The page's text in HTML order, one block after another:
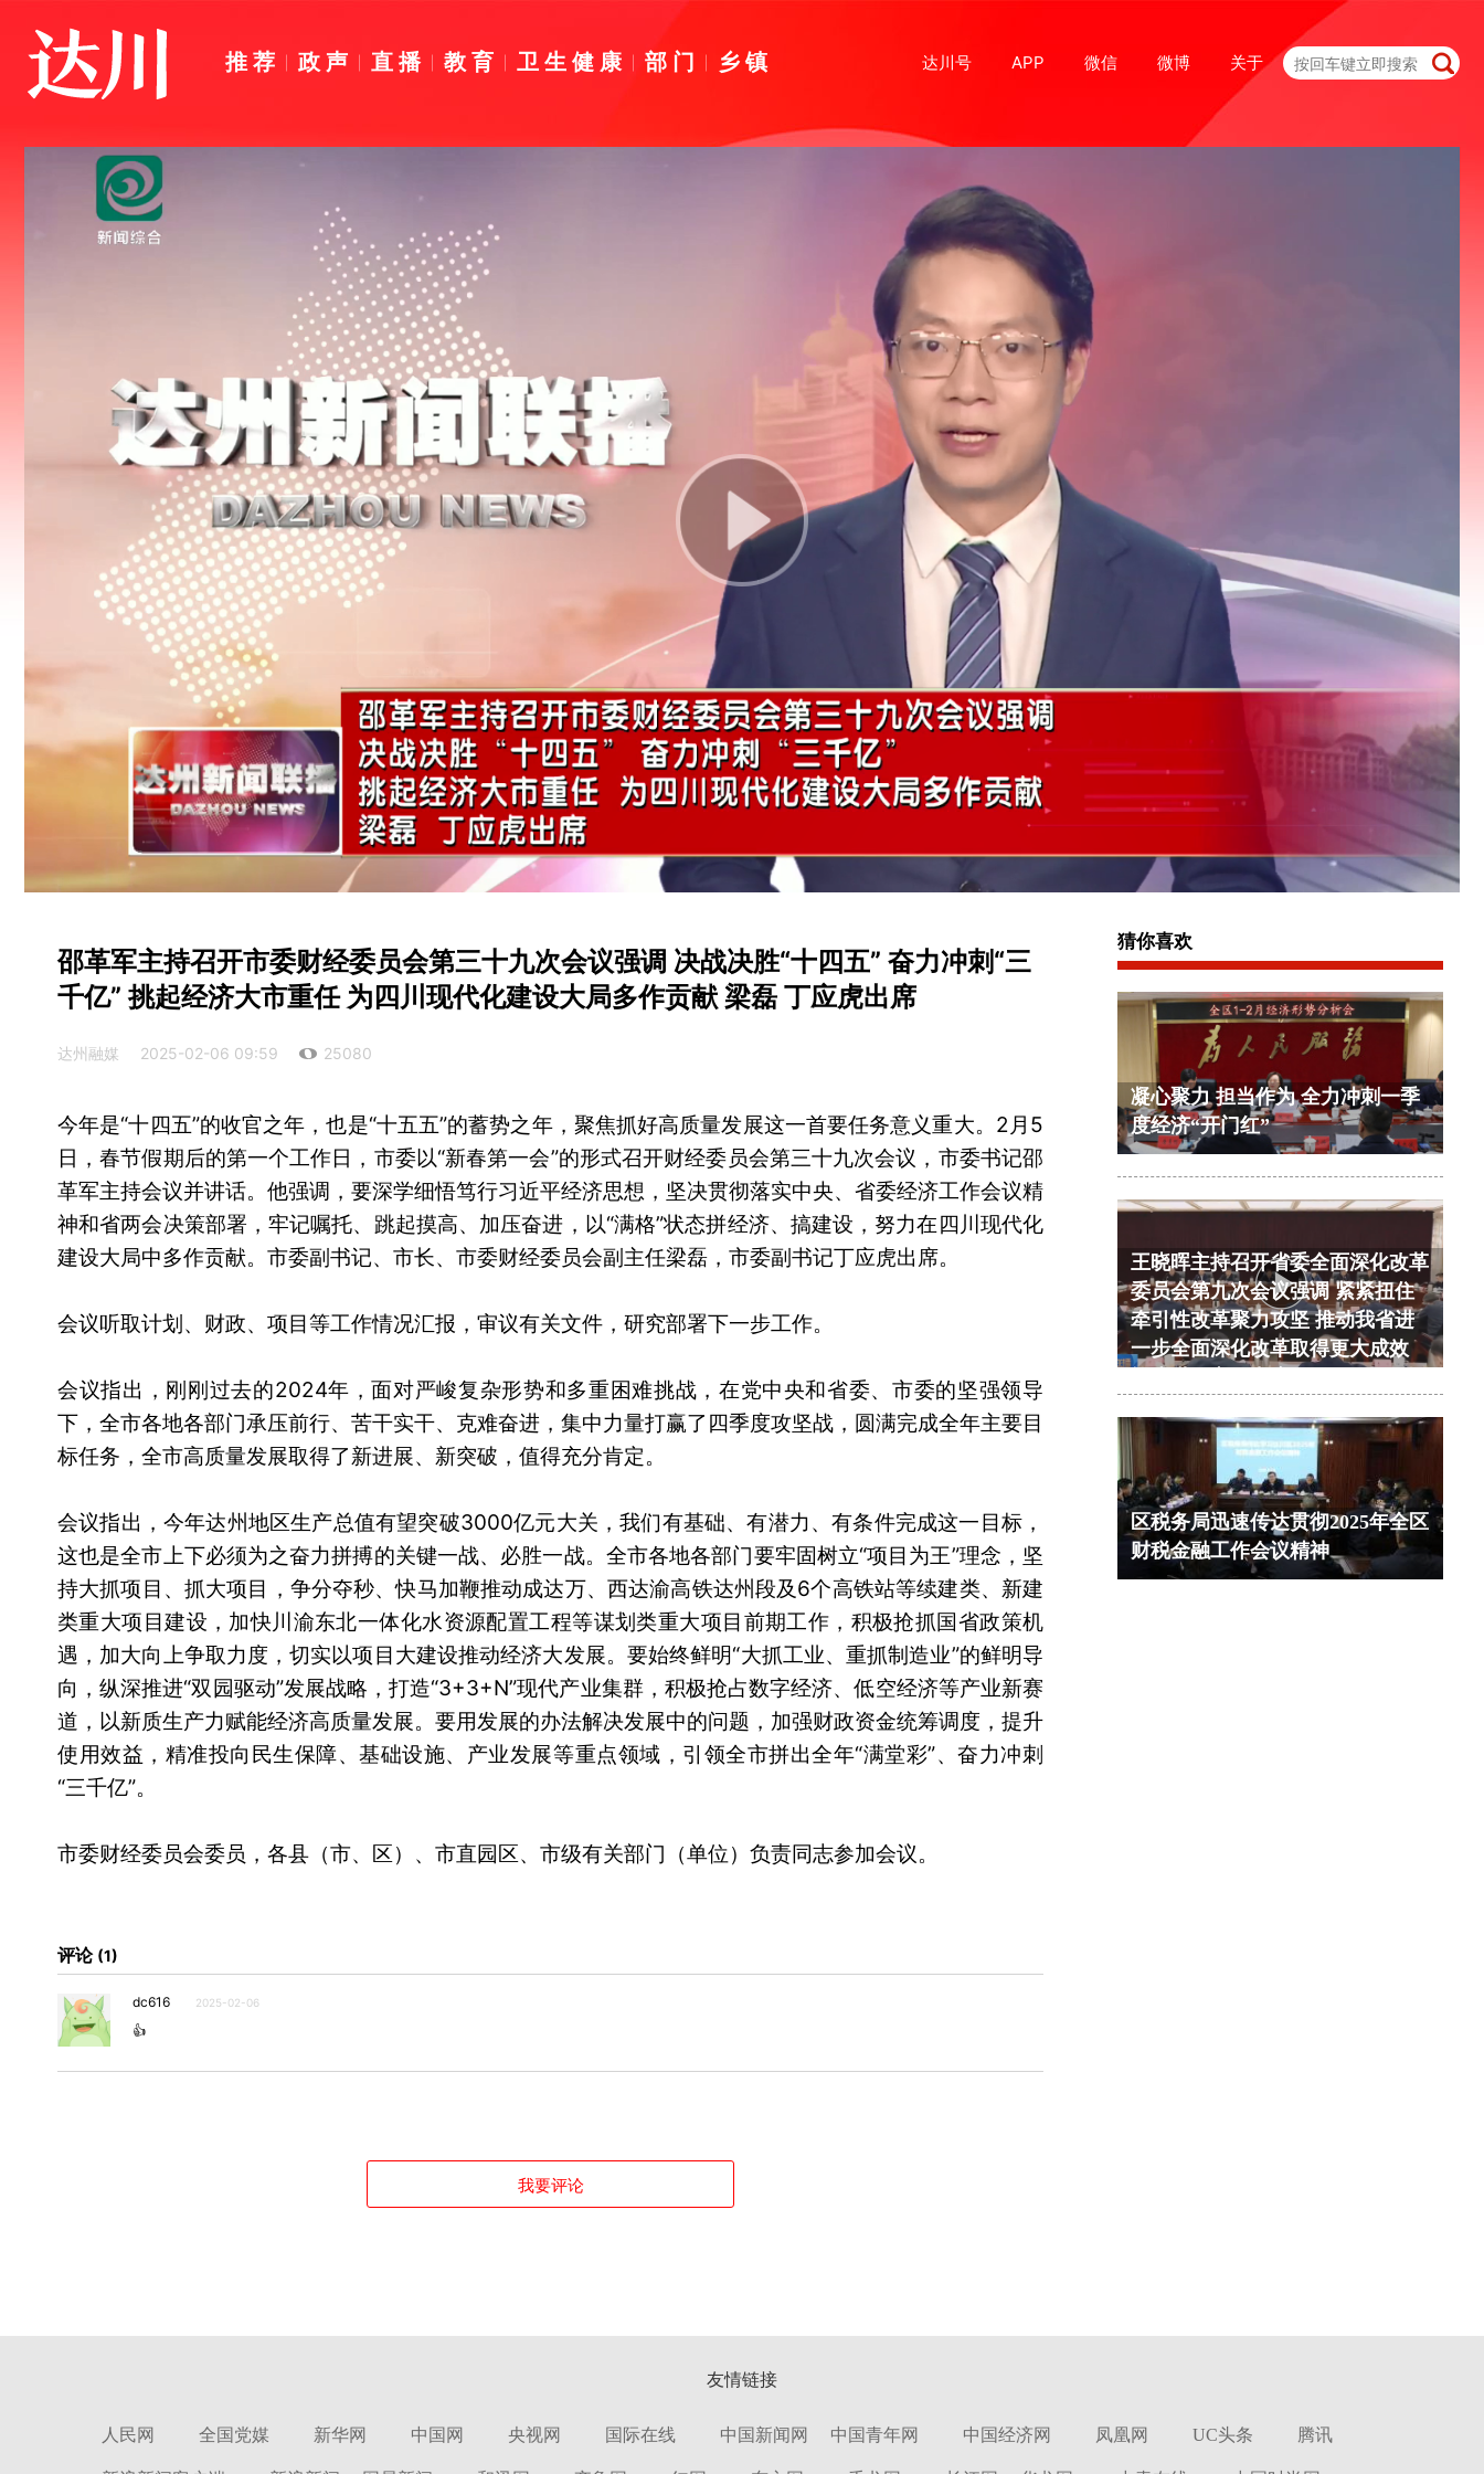
推荐 政声 直播 教育 卫生健康 部门 乡镇 达川号 APP 微信 微博 关于
Play
Video
邵革军主持召开市委财经委员会第三十九次会议强调 决战决胜“十四五” 奋力冲刺“三
千亿” 挑起经济大市重任 为四川现代化建设大局多作贡献 梁磊 丁应虎出席
达州融媒 2025-02-06 09:59 25080
今年是“十四五”的收官之年，也是“十五五”的蓄势之年，聚焦抓好高质量发展这一首要任务意义重大。2月5
日，春节假期后的第一个工作日，市委以“新春第一会”的形式召开财经委员会第三十九次会议，市委书记邵
革军主持会议并讲话。他强调，要深学细悟笃行习近平经济思想，坚决贯彻落实中央、省委经济工作会议精
神和省两会决策部署，牢记嘱托、跳起摸高、加压奋进，以“满格”状态拼经济、搞建设，努力在四川现代化
建设大局中多作贡献。市委副书记、市长、市委财经委员会副主任梁磊，市委副书记丁应虎出席。
会议听取计划、财政、项目等工作情况汇报，审议有关文件，研究部署下一步工作。
会议指出，刚刚过去的2024年，面对严峻复杂形势和多重困难挑战，在党中央和省委、市委的坚强领导
下，全市各地各部门承压前行、苦干实干、克难奋进，集中力量打赢了四季度攻坚战，圆满完成全年主要目
标任务，全市高质量发展取得了新进展、新突破，值得充分肯定。
会议指出，今年达州地区生产总值有望突破3000亿元大关，我们有基础、有潜力、有条件完成这一目标，
这也是全市上下必须为之奋力拼搏的关键一战、必胜一战。全市各地各部门要牢固树立“项目为王”理念，坚
持大抓项目、抓大项目，争分夺秒、快马加鞭推动成达万、西达渝高铁达州段及6个高铁站等续建类、新建
类重大项目建设，加快川渝东北一体化水资源配置工程等谋划类重大项目前期工作，积极抢抓国省政策机
遇，加大向上争取力度，切实以项目大建设推动经济大发展。要始终鲜明“大抓工业、重抓制造业”的鲜明导
向，纵深推进“双园驱动”发展战略，打造“3+3+N”现代产业集群，积极抢占数字经济、低空经济等产业新赛
道，以新质生产力赋能经济高质量发展。要用发展的办法解决发展中的问题，加强财政资金统筹调度，提升
使用效益，精准投向民生保障、基础设施、产业发展等重点领域，引领全市拼出全年“满堂彩”、奋力冲刺
“三千亿”。
市委财经委员会委员，各县（市、区）、市直园区、市级有关部门（单位）负责同志参加会议。
评论 1
dc616 2025-02-06
👍
我要评论
猜你喜欢
凝心聚力 担当作为 全力冲刺一季
度经济“开门红”
王晓晖主持召开省委全面深化改革
委员会第九次会议强调 紧紧扭住
牵引性改革聚力攻坚 推动我省进
一步全面深化改革取得更大成效
区税务局迅速传达贯彻2025年全区
财税金融工作会议精神
友情链接
人民网 全国党媒 新华网 中国网 央视网 国际在线 中国新闻网 中国青年网 中国经济网 凤凰网 UC头条 腾讯